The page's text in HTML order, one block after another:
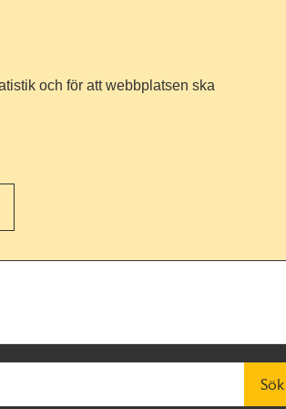
och för att webbplatsen ska
Sök